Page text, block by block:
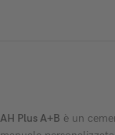
AH Plus A+B è un